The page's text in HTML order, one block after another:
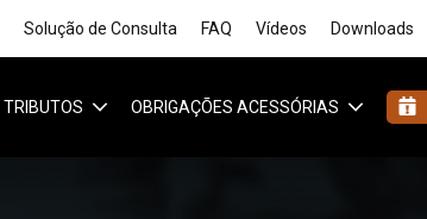
Solução de Consulta FAQ Vídeos Downloads
TRIBUTOS OBRIGAÇÕES ACESSÓRIAS